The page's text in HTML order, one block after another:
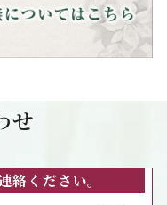
せ
絡ください。